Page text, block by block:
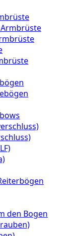
den Bogen